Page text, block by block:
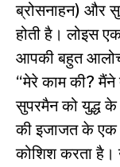
ब्रोसनाहन) और
होती है। लोइस
आपकी बहुत
“मेरे काम की? मैंने
सुपरमैन को युद्ध के
की इजाजत के एक
कोशिश करता है।